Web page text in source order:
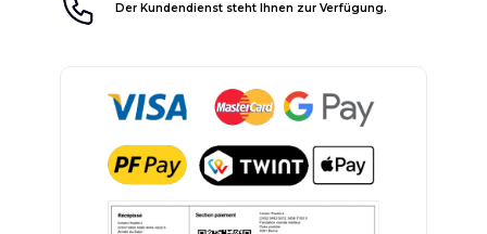
Der Kundendienst steht Ihnen zur Verfügung.